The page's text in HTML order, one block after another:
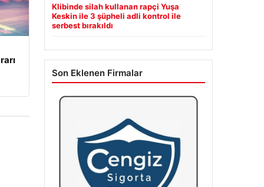
Klibinde silah kullanan rapçi Yuşa
Keskin ile 3 şüpheli adli kontrol ile
serbest bırakıldı
Son Eklenen Firmalar